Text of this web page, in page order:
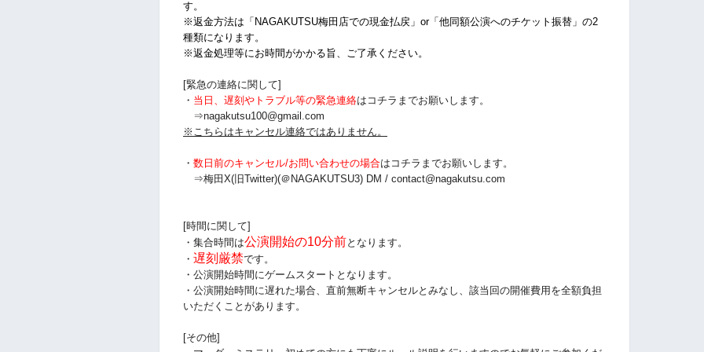
す。
※返金方法は「NAGAKUTSU梅田店での現金払戻」or「他同額公演へのチケット振替」の2
種類になります。
※返金処理等にお時間がかかる旨、ご了承ください。
[緊急の連絡に関して]
・ 当日、遅刻やトラブル等の緊急連絡はコチラまでお願いします。
⇒nagakutsu100@gmail.com
※こちらはキャンセル連絡ではありません。
・ 数日前のキャンセル/お問い合わせの場合は コチラまでお願いします。
⇒梅田X(旧Twitter)(＠NAGAKUTSU3) DM / contact@nagakutsu.com
[時間に関して]
・集合時間は公演開始の10分前となります。
・ 遅刻厳禁です。
・公演開始時間にゲームスタートとなります。
・公演開始時間に遅れた場合、直前無断キャンセルとみなし、該当回の開催費用を全額負担
いただくことがあります。
[その他]